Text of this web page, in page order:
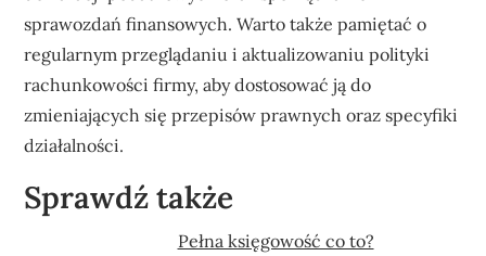
sprawozdań finansowych. Warto także pamiętać o
regularnym przeglądaniu i aktualizowaniu polityki
rachunkowości firmy, aby dostosować ją do
zmieniających się przepisów prawnych oraz specyfiki
działalności.
Sprawdź także
Pełna księgowość co to?